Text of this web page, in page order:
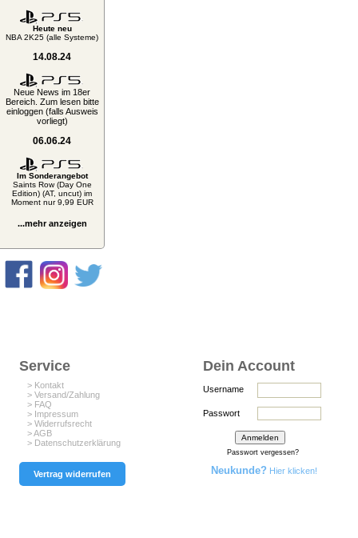
Heute neu
NBA 2K25 (alle Systeme)
14.08.24
Neue News im 18er
Bereich. Zum lesen bitte
einloggen (falls Ausweis
vorliegt)
06.06.24
Im Sonderangebot
Saints Row (Day One
Edition) (AT, uncut) im
Moment nur 9,99 EUR
...mehr anzeigen
Service
> Kontakt
> Versand/Zahlung
> FAQ
> Impressum
> Widerrufsrecht
> AGB
> Datenschutzerklärung
Vertrag widerrufen
Dein Account
Username
Passwort
Passwort vergessen?
Neukunde? Hier klicken!